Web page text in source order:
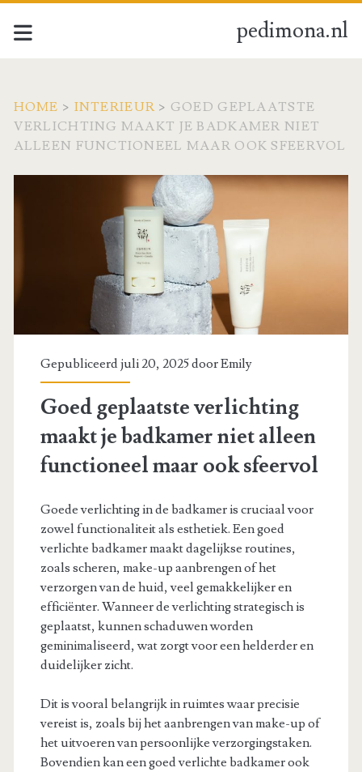
pedimona.nl
HOME > INTERIEUR > GOED GEPLAATSTE
VERLICHTING MAAKT JE BADKAMER NIET
ALLEEN FUNCTIONEEL MAAR OOK SFEERVOL
Gepubliceerd juli 20, 2025 doorEmily
Goed geplaatste verlichting
maakt je badkamer niet alleen
functioneel maar ook sfeervol
Goede verlichting in de badkamer is cruciaal voor
zowel functionaliteit als esthetiek. Een goed
verlichte badkamer maakt dagelijkse routines,
zoals scheren, make-up aanbrengen of het
verzorgen van de huid, veel gemakkelijker en
efficiënter. Wanneer de verlichting strategisch is
geplaatst, kunnen schaduwen worden
geminimaliseerd, wat zorgt voor een helderder en
duidelijker zicht.
Dit is vooral belangrijk in ruimtes waar precisie
vereist is, zoals bij het aanbrengen van make-up of
het uitvoeren van persoonlijke verzorgingstaken.
Bovendien kan een goed verlichte badkamer ook